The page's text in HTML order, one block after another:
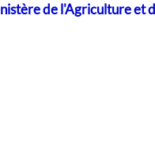
de l'Agriculture et